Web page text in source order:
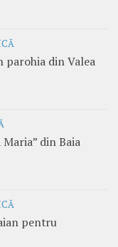
din Valea
din Baia
pentru